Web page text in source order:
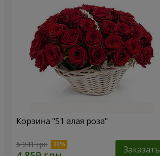
Корзина "51 алая роза"
6 941 грн Заказать